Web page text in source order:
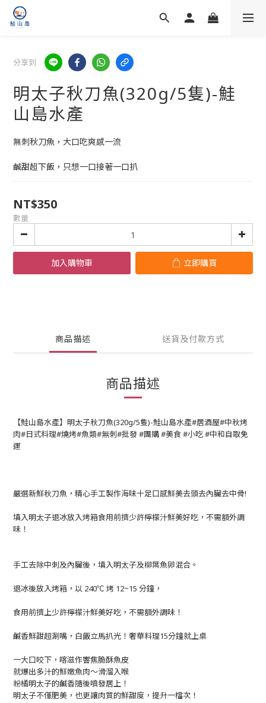
分享到
明太子秋刀魚(320g/5隻)-鮭
山島水產
無刺秋刀魚，大口吃爽感一流
鹹甜超下飯，只想一口接著一口扒
NT$350
數量
加入購物車 立即購買
商品描述 送貨及付款方式
商品描述
【鮭山島水產】明太子秋刀魚(320g/5隻)-鮭山島水產#居酒屋#中秋烤
肉#日式料理#燒烤#魚類#無刺#批發 #團購 #美食 #小吃 #中和自取免
運
嚴選新鮮秋刀魚，精心手工製作海味十足口感鮮美去頭去內臟去中骨!
填入明太子退冰放入烤箱食用前擠少許檸檬汁鮮美好吃，不需額外調
味！
手工去除中刺及內臟後，填入明太子及柳葉魚卵混合。
退冰後放入烤箱，以 240℃ 烤 12~15 分鐘，
食用前擠上少許檸檬汁鮮美好吃，不需額外調味！
鹹香鮮甜超涮嘴，白飯立馬扒光！奢華料理15分鐘就上桌
一大口咬下，喀滋作響焦脆酥魚皮
就爆出多汁的鮮嫩魚肉～滑溜入喉
粉橘明太子的鹹香隨後噴發居上！
明太子不僅肥美，也更讓肉質的鮮甜度，提升一檔次！